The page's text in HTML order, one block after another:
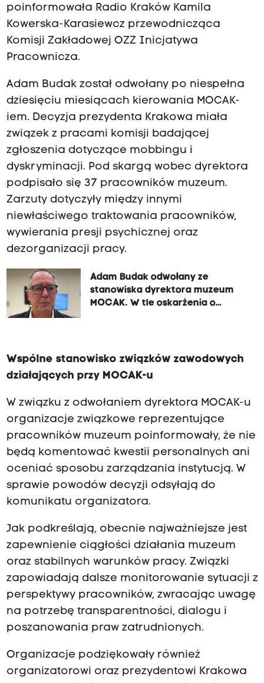
poinformowała Radio Kraków Kamila
Kowerska-Karasiewcz przewodnicząca
Komisji Zakładowej OZZ Inicjatywa
Pracownicza.
Adam Budak został odwołany po niespełna
dziesięciu miesiącach kierowania MOCAK-
iem. Decyzja prezydenta Krakowa miała
związek z pracami komisji badającej
zgłoszenia dotyczące mobbingu i
dyskryminacji. Pod skargą wobec dyrektora
podpisało się 37 pracowników muzeum.
Zarzuty dotyczyły między innymi
niewłaściwego traktowania pracowników,
wywierania presji psychicznej oraz
dezorganizacji pracy.
Adam Budak odwołany ze
stanowiska dyrektora muzeum
MOCAK. W tle oskarżenia o
Wspólne stanowisko związków zawodowych
działających przy MOCAK-u
W związku z odwołaniem dyrektora MOCAK-u
organizacje związkowe reprezentujące
pracowników muzeum poinformowały, że nie
będą komentować kwestii personalnych ani
oceniać sposobu zarządzania instytucją. W
sprawie powodów decyzji odsyłają do
komunikatu organizatora.
Jak podkreślają, obecnie najważniejsze jest
zapewnienie ciągłości działania muzeum
oraz stabilnych warunków pracy. Związki
zapowiadają dalsze monitorowanie sytuacji z
perspektywy pracowników, zwracając uwagę
na potrzebę transparentności, dialogu i
poszanowania praw zatrudnionych.
Organizacje podziękowały również
organizatorowi oraz prezydentowi Krakowa